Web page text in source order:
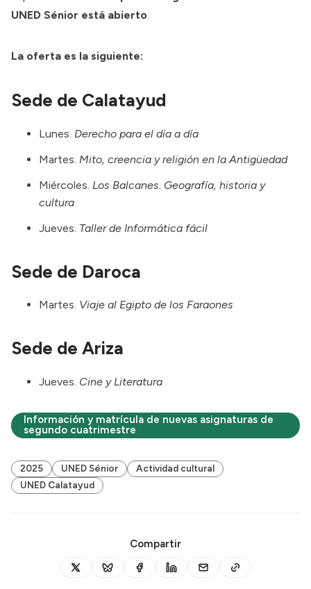
UNED Sénior está abierto.
La oferta es la siguiente:
Sede de Calatayud
Lunes. Derecho para el día a día
Martes. Mito, creencia y religión en la Antigüedad
Miércoles. Los Balcanes. Geografía, historia y
cultura
Jueves. Taller de Informática fácil
Sede de Daroca
Martes. Viaje al Egipto de los Faraones
Sede de Ariza
Jueves. Cine y Literatura
Información y matrícula de nuevas asignaturas de
segundo cuatrimestre
2025 UNED Sénior
Actividad cultural
UNED Calatayud
Compartir